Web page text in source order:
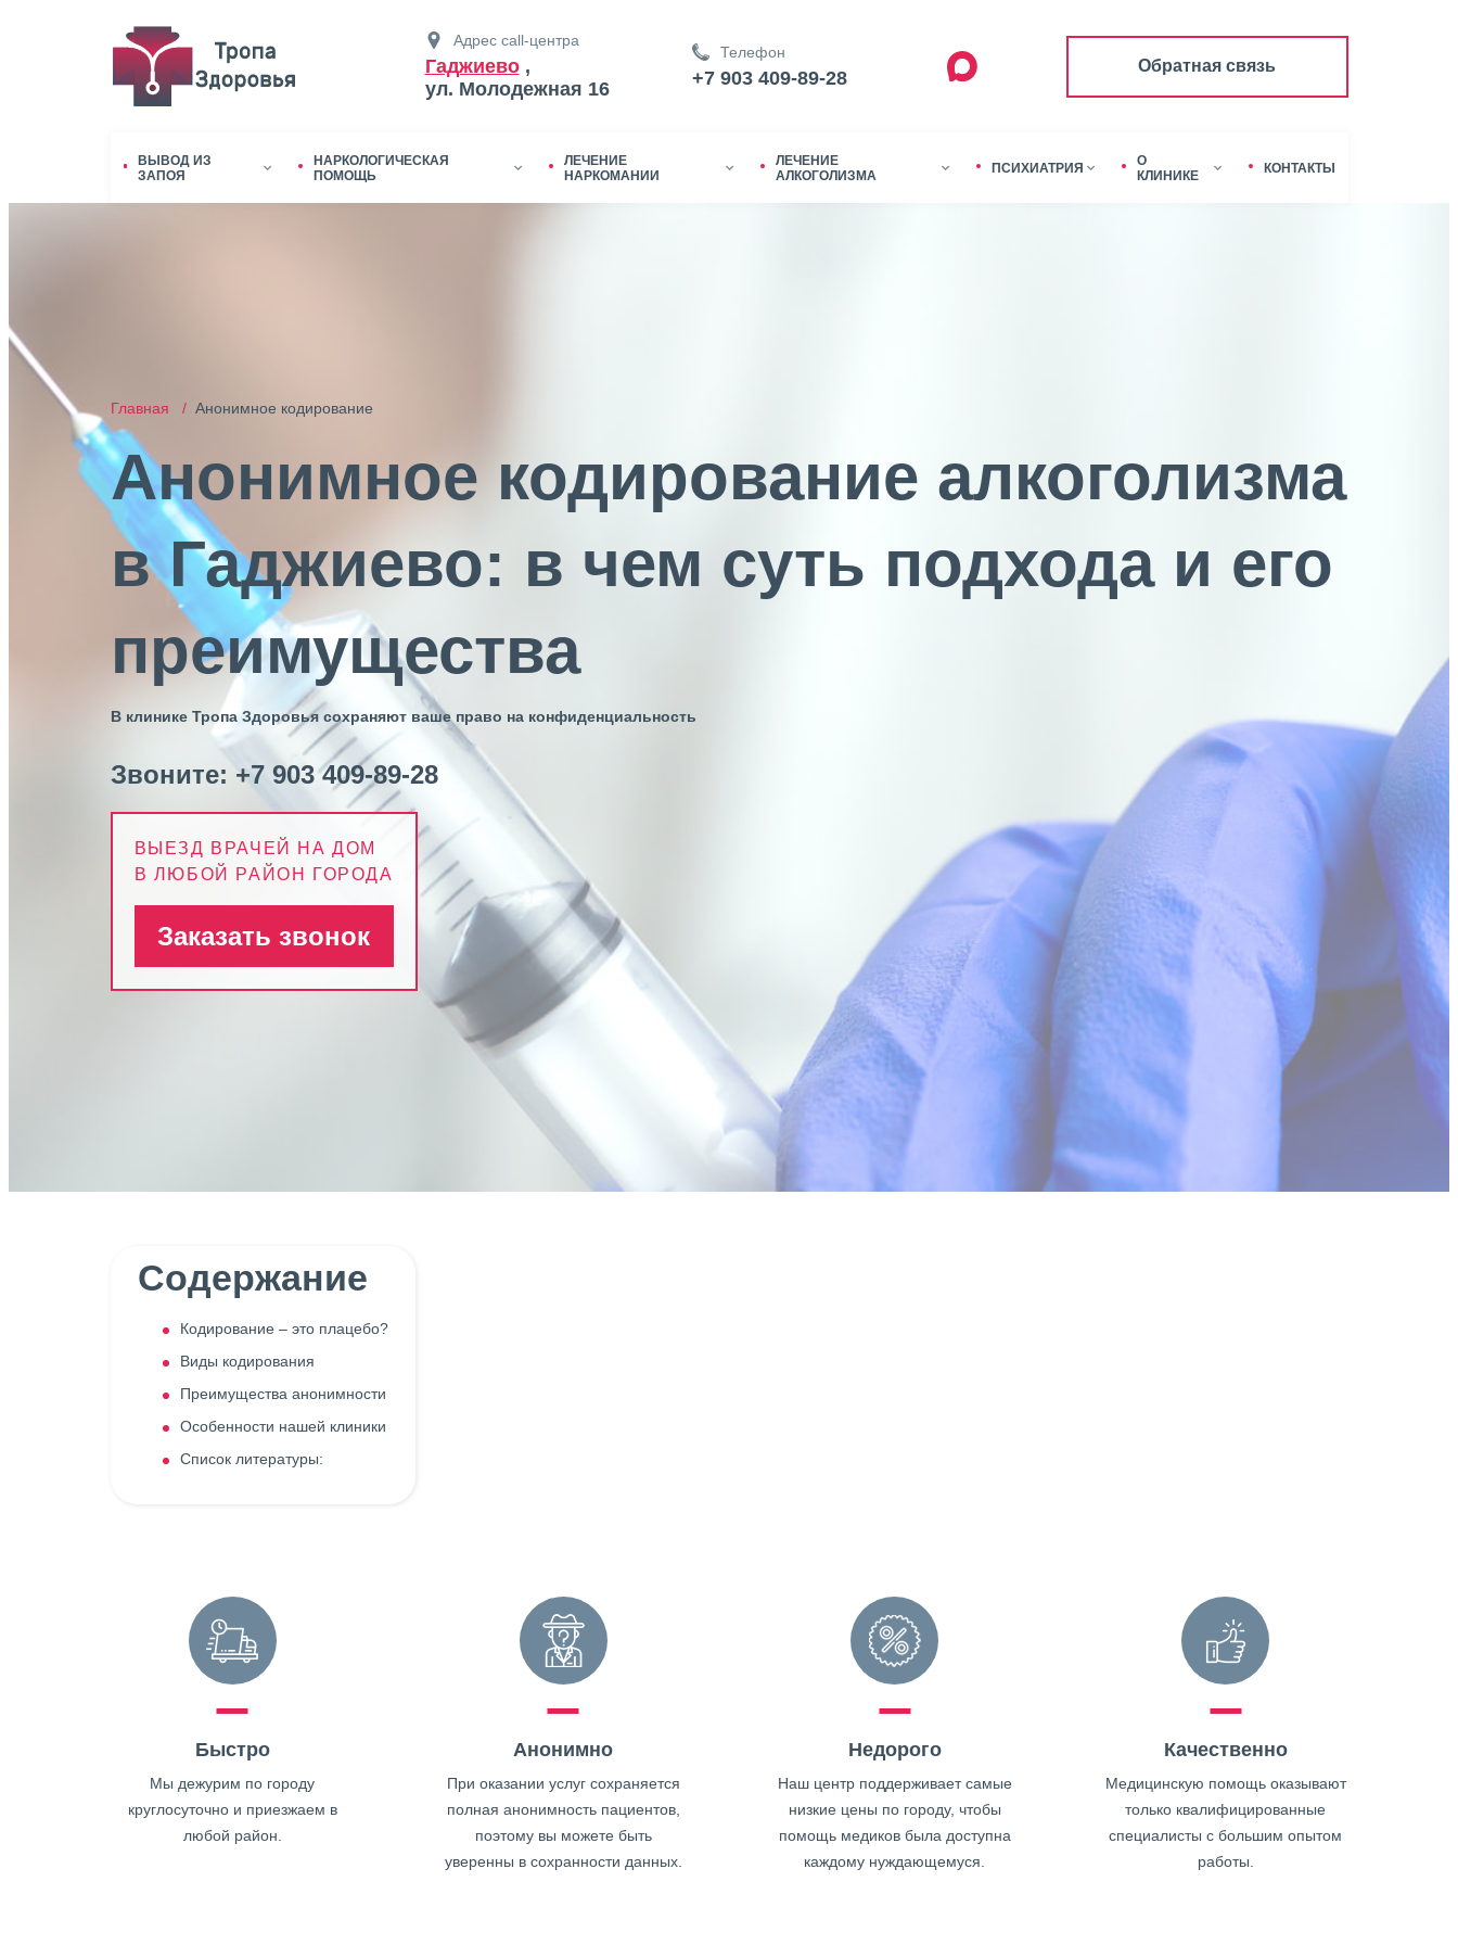
Адрес call-центра
Гаджиево,
ул. Молодежная 16
Телефон
+7 903 409-89-28
Обратная связь
ВЫВОД ИЗ
ЗАПОЯ
НАРКОЛОГИЧЕСКАЯ
ПОМОЩЬ
ЛЕЧЕНИЕ
НАРКОМАНИИ
ЛЕЧЕНИЕ
АЛКОГОЛИЗМА
ПСИХИАТРИЯ
О
КЛИНИКЕ
КОНТАКТЫ
Главная / Анонимное кодирование
Анонимное кодирование алкоголизма
в Гаджиево: в чем суть подхода и его
преимущества
В клинике Тропа Здоровья сохраняют ваше право на конфиденциальность
Звоните: +7 903 409-89-28
ВЫЕЗД ВРАЧЕЙ НА ДОМ
В ЛЮБОЙ РАЙОН ГОРОДА
Заказать звонок
Содержание
Кодирование – это плацебо?
Виды кодирования
Преимущества анонимности
Особенности нашей клиники
Список литературы:
Быстро
Мы дежурим по городу
круглосуточно и приезжаем в
любой район.
Анонимно
При оказании услуг сохраняется
полная анонимность пациентов,
поэтому вы можете быть
уверенны в сохранности данных.
Недорого
Наш центр поддерживает самые
низкие цены по городу, чтобы
помощь медиков была доступна
каждому нуждающемуся.
Качественно
Медицинскую помощь оказывают
только квалифицированные
специалисты с большим опытом
работы.